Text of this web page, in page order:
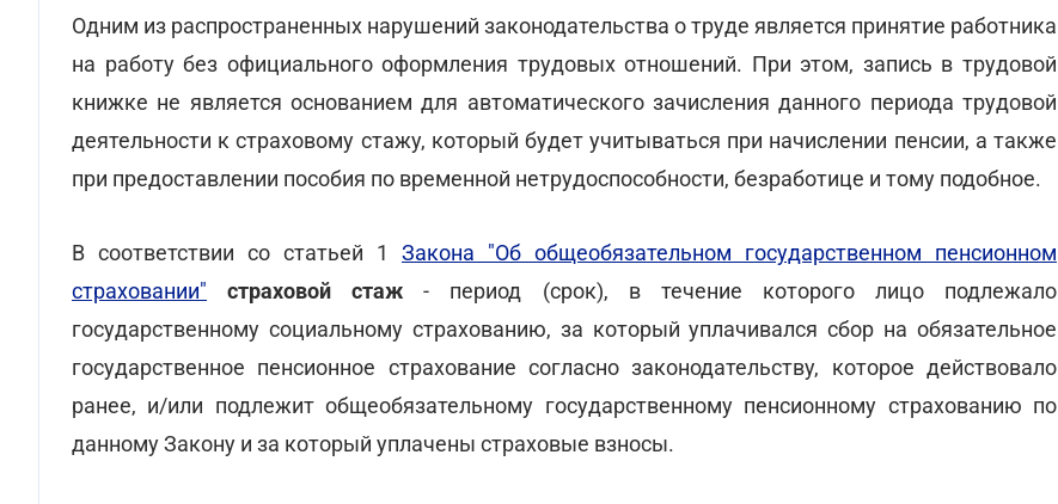
Одним из распространенных нарушений законодательства о труде является принятие работника
на работу без официального оформления трудовых отношений. При этом, запись в трудовой
книжке не является основанием для автоматического зачисления данного периода трудовой
деятельности к страховому стажу, который будет учитываться при начислении пенсии, а также
при предоставлении пособия по временной нетрудоспособности, безработице и тому подобное.
В соответствии со статьей 1 Закона "Об общеобязательном государственном пенсионном
страховании"
страховой стаж - период (срок), в течение которого лицо подлежало
государственному социальному страхованию, за который уплачивался сбор на обязательное
государственное пенсионное страхование согласно законодательству, которое действовало
ранее, и/или подлежит общеобязательному государственному пенсионному страхованию по
данному Закону и за который уплачены страховые взносы.